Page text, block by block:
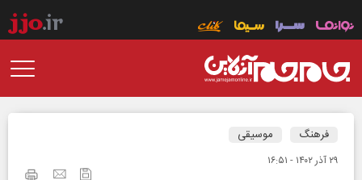
فرهنگ موسیقی
۲۹ آذر ۱۴۰۲ - ۱۶:۵۱